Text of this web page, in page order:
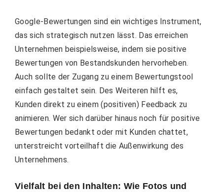
Google-Bewertungen sind ein wichtiges Instrument,
das sich strategisch nutzen lässt. Das erreichen
Unternehmen beispielsweise, indem sie positive
Bewertungen von Bestandskunden hervorheben.
Auch sollte der Zugang zu einem Bewertungstool
einfach gestaltet sein. Des Weiteren hilft es,
Kunden direkt zu einem (positiven) Feedback zu
animieren. Wer sich darüber hinaus noch für positive
Bewertungen bedankt oder mit Kunden chattet,
unterstreicht vorteilhaft die Außenwirkung des
Unternehmens.
Vielfalt bei den Inhalten: Wie Fotos und